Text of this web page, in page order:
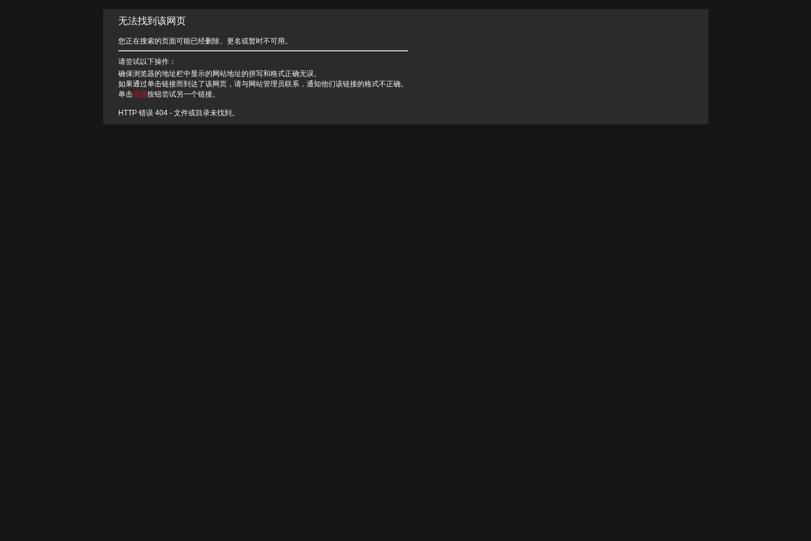
无法找到该网页
您正在搜索的页面可能已经删除、更名或暂时不可用。
请尝试以下操作：
确保浏览器的地址栏中显示的网站地址的拼写和格式正确无误。
如果通过单击链接而到达了该网页，请与网站管理员联系，通知他们该链接的格式不正确。
单击后退按钮尝试另一个链接。
HTTP 错误 404 - 文件或目录未找到。